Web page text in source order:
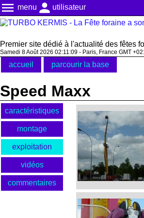
menu menu person utilisateur
Premier site dédié à l'actualité des fêtes
Samedi 8 Août 2026 02:11:10 - Paris, France GMT
accueil parcourir la base
Speed Maxx
caractéristiques
montage
exploitation
vidéos
commentaires